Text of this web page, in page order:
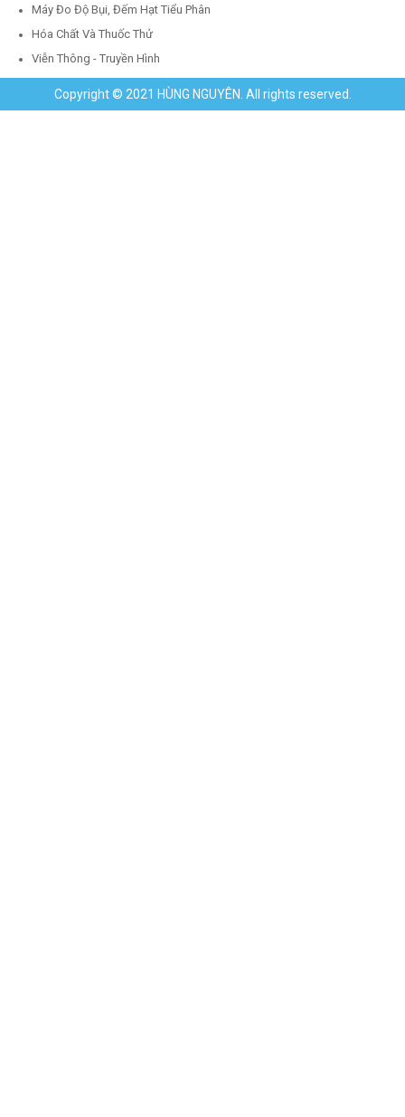
Máy Đo Độ Bụi, Đếm Hạt Tiểu Phân
Hóa Chất Và Thuốc Thử
Viễn Thông - Truyền Hình
Copyright © 2021 HÙNG NGUYÊN. All rights reserved.